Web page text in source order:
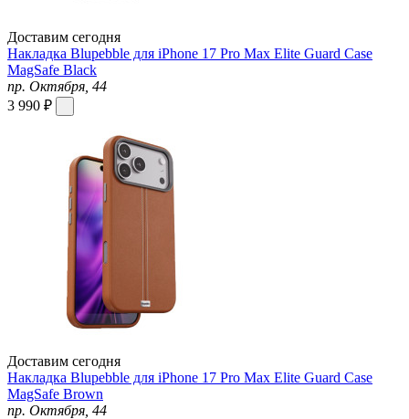
Доставим сегодня
Накладка Blupebble для iPhone 17 Pro Max Elite Guard Case
MagSafe Black
пр. Октября, 44
3 990 ₽
Доставим сегодня
Накладка Blupebble для iPhone 17 Pro Max Elite Guard Case
MagSafe Brown
пр. Октября, 44